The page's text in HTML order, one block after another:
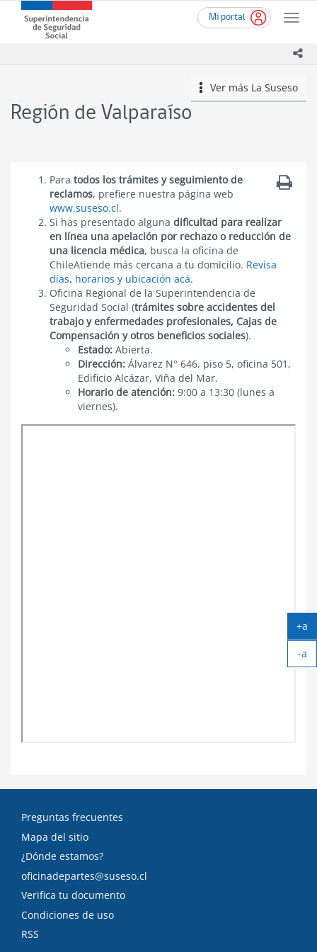
contenido
Mi portal
Toggle
Superintendencia
de
Gobierno
de
icono
Ver más La Suseso
Región de Valparaíso
Para todos los trámites y seguimiento de
reclamos, prefiere nuestra página web
www.suseso.cl.
Si has presentado alguna dificultad para realizar
en línea una apelación por rechazo o reducción de
una licencia médica, busca la oficina de
ChileAtiende más cercana a tu domicilio. Revisa
días, horarios y ubicación acá.
Oficina Regional de la Superintendencia de
Seguridad Social (trámites sobre accidentes del
trabajo y enfermedades profesionales, Cajas de
Compensación y otros beneficios sociales).
Estado: Abierta.
Dirección: Álvarez N° 646, piso 5, oficina 501,
Edificio Alcázar, Viña del Mar.
Horario de atención: 9:00 a 13:30 (lunes a
viernes).
Preguntas frecuentes
Mapa del sitio
¿Dónde estamos?
oficinadepartes@suseso.cl
Verifica tu documento
Condiciones de uso
RSS
+a
-a